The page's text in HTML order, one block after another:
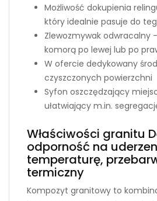
Możliwość dokupienia
który idealnie pasuje do
Zlewozmywak odwracalny
komorą po lewej lub po
W ofercie dedykowany
czyszczonych powierzchni
Syfon oszczędzający
ułatwiający m.in.
Właściwości granitu
odporność na
temperaturę,
termiczny
Kompozyt granitowy to